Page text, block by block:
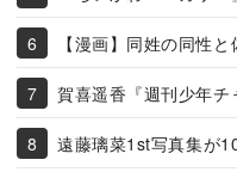
【漫画】同姓の同性
賀喜遥香『週刊少年チ
遠藤璃菜1st写真集が